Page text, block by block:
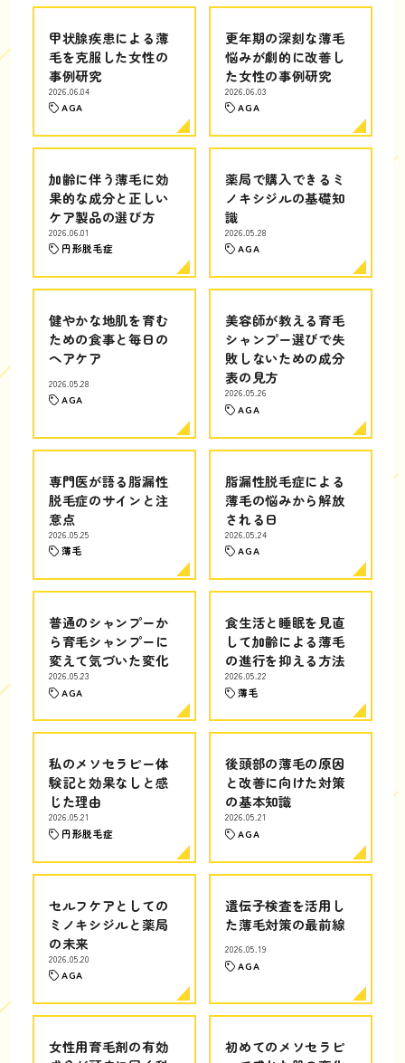
甲状腺疾患による薄
毛を克服した女性の
事例研究
2026.06.04
AGA
更年期の深刻な薄毛
悩みが劇的に改善し
た女性の事例研究
2026.06.03
AGA
加齢に伴う薄毛に効
果的な成分と正しい
ケア製品の選び方
2026.06.01
円形脱毛症
薬局で購入できるミ
ノキシジルの基礎知
識
2026.05.28
AGA
健やかな地肌を育む
ための食事と毎日の
ヘアケア
2026.05.28
AGA
美容師が教える育毛
シャンプー選びで失
敗しないための成分
表の見方
2026.05.26
AGA
専門医が語る脂漏性
脱毛症のサインと注
意点
2026.05.25
薄毛
脂漏性脱毛症による
薄毛の悩みから解放
される日
2026.05.24
AGA
普通のシャンプーか
ら育毛シャンプーに
変えて気づいた変化
2026.05.23
AGA
食生活と睡眠を見直
して加齢による薄毛
の進行を抑える方法
2026.05.22
薄毛
私のメソセラピー体
験記と効果なしと感
じた理由
2026.05.21
円形脱毛症
後頭部の薄毛の原因
と改善に向けた対策
の基本知識
2026.05.21
AGA
セルフケアとしての
ミノキシジルと薬局
の未来
2026.05.20
AGA
遺伝子検査を活用し
た薄毛対策の最前線
2026.05.19
AGA
女性用育毛剤の有効
初めてのメソセラピ